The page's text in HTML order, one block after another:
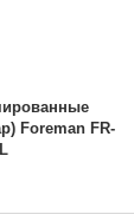
Foreman FR-